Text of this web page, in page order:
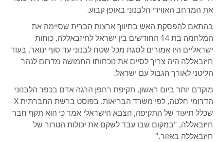
את המרחב האווירי הלבנוני באופן קבוע.
בהתאם להפסקת האש בתיווך ארצות הברית שסיימה את
המלחמה בת 14 החודשים בין ישראל לחיזבאללה, כוחות
ישראליים היו אמורים לסגת מכל שטח לבנוני עד סוף ינואר, בעוד
חיזבאללה היה צריך לסיים את נוכחותו החמושה מדרום לנהר
הליטני לאורך הגבול עם ישראל.
מוקדם יותר ביום ראשון, תקיפת רחפן הרגה אדם בכפר הלבנוני
הדרומי חלטה, לפי משרד הבריאות. בפוסט ברשת החברתית X
שכלל תיעוד של התקיפה, הצבא הישראלי אמר כי הוא תקף חבר
חיזבאללה, "במקום שבו עבד לשקם את יכולות הטרור של
חיזבאללה באזור."